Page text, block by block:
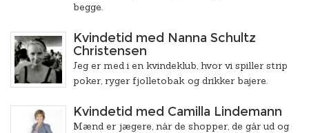
begge.
Kvindetid med Nanna Schultz
Christensen
Jeg er med i en kvindeklub, hvor vi spiller strip
poker, ryger fjolletobak og drikker bajere.
Kvindetid med Camilla Lindemann
Mænd er jægere, når de shopper, de går ud og